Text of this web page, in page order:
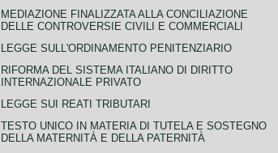
MEDIAZIONE FINALIZZATA ALLA CONCILIAZIONE
DELLE CONTROVERSIE CIVILI E COMMERCIALI
LEGGE SULL'ORDINAMENTO PENITENZIARIO
RIFORMA DEL SISTEMA ITALIANO DI DIRITTO
INTERNAZIONALE PRIVATO
LEGGE SUI REATI TRIBUTARI
TESTO UNICO IN MATERIA DI TUTELA E SOSTEGNO
DELLA MATERNITÀ E DELLA PATERNITÀ